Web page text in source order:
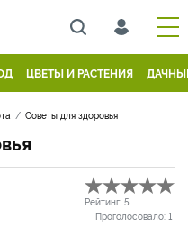
ЦВЕТЫ И РАСТЕНИЯ
Советы для здоровья
Рейтинг: 5
Проголосовало: 1